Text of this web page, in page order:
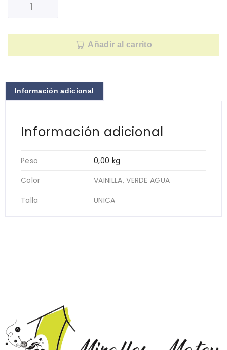
Añadir al carrito
Información adicional
Información adicional
Peso
0,00 kg
Color
VAINILLA, VERDE AGUA
Talla
UNICA